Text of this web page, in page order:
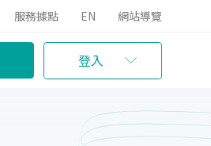
服務據點 EN 網站導覽
登入